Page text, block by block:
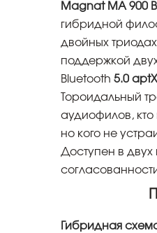
Magnat MA 900
гибридной
двойных триодах
поддержкой
Bluetooth 5.0
Тороидальный
аудиофилов,
но кого не
Доступен в двух
Гибридная